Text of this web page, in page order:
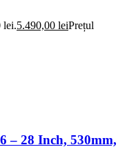
lei.5.490,00 leiPrețul
– 28 Inch, 530mm,